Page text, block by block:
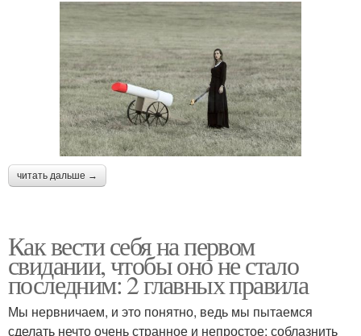
читать дальше →
Как вести себя на первом
свидании, чтобы оно не стало
последним: 2 главных правила
Мы нервничаем, и это понятно, ведь мы пытаемся
сделать нечто очень странное и непростое: соблазнить